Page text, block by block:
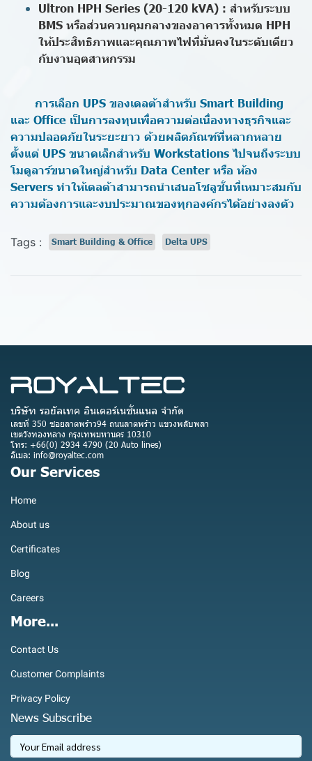
Ultron HPH Series (20-120 kVA) : สำหรับระบบ
BMS หรือส่วนควบคุมกลางของอาคารทั้งหมด HPH
ให้ประสิทธิภาพและคุณภาพไฟที่มั่นคงในระดับเดียว
กับงานอุตสาหกรรม
การเลือก UPS ของเดลต้าสำหรับ Smart Building
และ Office เป็นการลงทุนเพื่อความต่อเนื่องทางธุรกิจและ
ความปลอดภัยในระยะยาว ด้วยผลิตภัณฑ์ที่หลากหลาย
ตั้งแต่ UPS ขนาดเล็กสำหรับ Workstations ไปจนถึงระบบ
โมดูลาร์ขนาดใหญ่สำหรับ Data Center หรือ ห้อง
Servers ทำให้เดลต้าสามารถนำเสนอโซลูชั่นที่เหมาะสมกับ
ความต้องการและงบประมาณของทุกองค์กรได้อย่างลงตัว
Tags : Smart Building & Office Delta UPS
บริษัท รอยัลเทค อินเตอร์เนชั่นแนล จำกัด
เลขที่ 350 ซอยลาดพร้าว94 ถนนลาดพร้าว แขวงพลับพลา
เขตวังทองหลาง กรุงเทพมหานคร 10310
โทร: +66(0) 2934 4790 (20 Auto lines)
อีเมล: info@royaltec.com
Our Services
Home
About us
Certificates
Blog
Careers
More...
Contact Us
Customer Complaints
Privacy Policy
News Subscribe